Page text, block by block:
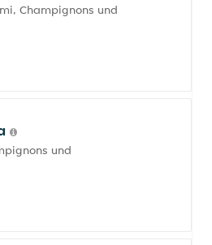
Champignons und
und